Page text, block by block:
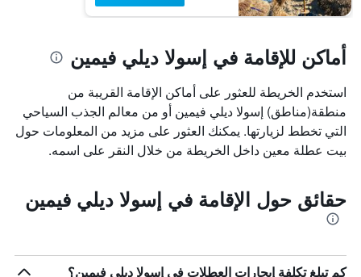
أماكن للإقامة في إسولا ديلي فيمين
استخدم الخريطة للعثور على أماكن الإقامة القريبة من
منطقة(مناطق) إسولا ديلي فيمين أو من معالم الجذب السياحي
التي تخطط لزيارتها. يمكنك العثور على مزيد من المعلومات حول
بيت عطلة معين داخل الخريطة من خلال النقر على اسمه.
حقائق حول الإقامة في إسولا ديلي فيمين
كم تبلغ تكلفة إيجارات العطلات في إسولا ديلي فيمين؟